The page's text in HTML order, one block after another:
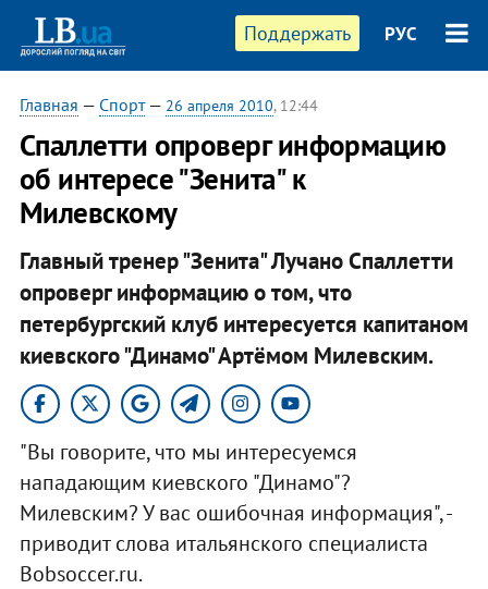
Поддержать РУС
Главная — Спорт— 26 апреля 2010, 12:44
Спаллетти опроверг информацию
об интересе "Зенита" к
Милевскому
Главный тренер "Зенита" Лучано Спаллетти
опроверг информацию о том, что
петербургский клуб интересуется капитаном
киевского "Динамо" Артёмом Милевским.
"Вы говорите, что мы интересуемся
нападающим киевского "Динамо"?
Милевским? У вас ошибочная информация", -
приводит слова итальянского специалиста
Bobsoccer.ru.